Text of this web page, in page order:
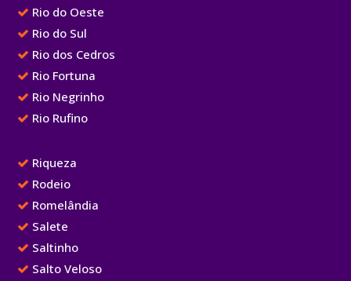
Rio do Oeste
Rio do Sul
Rio dos Cedros
Rio Fortuna
Rio Negrinho
Rio Rufino
Riqueza
Rodeio
Romelândia
Salete
Saltinho
Salto Veloso